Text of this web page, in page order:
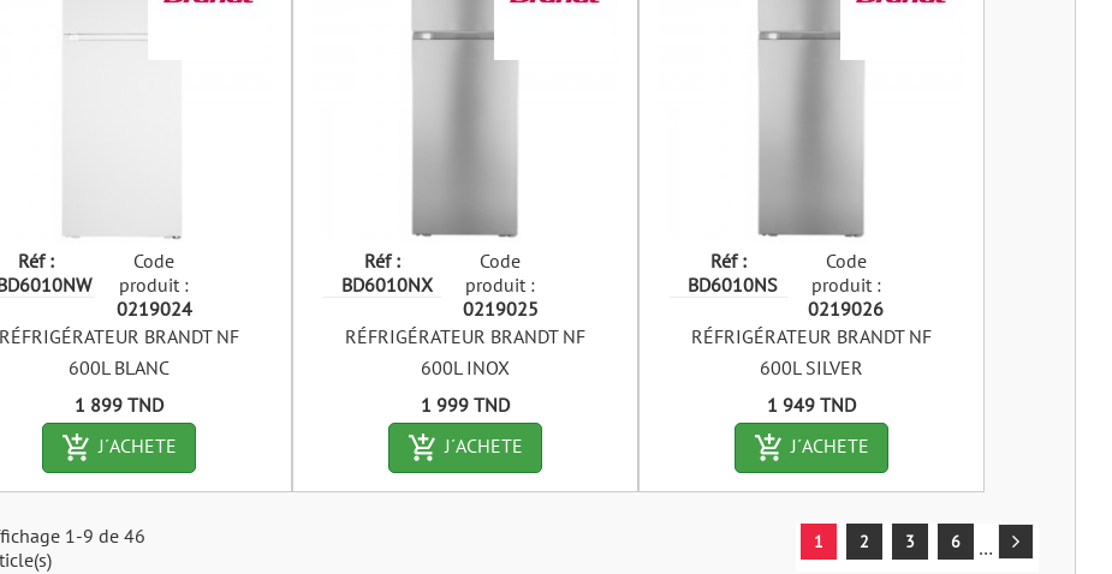
Réf :
Code
produit :
0219024
RÉFRIGÉRATEUR BRANDT NF
600L BLANC
Prix
1 899 TND
add_shopping_cart-outlined
J´ACHETE
Réf :
BD6010NX
Code
produit :
0219025
RÉFRIGÉRATEUR BRANDT NF
600L INOX
Prix
1 999 TND
add_shopping_cart-outlined
J´ACHETE
Réf :
BD6010NS
Code
produit :
0219026
RÉFRIGÉRATEUR BRANDT NF
600L SILVER
Prix
1 949 TND
add_shopping_cart-outlined
J´ACHETE
1-9 de 46
1 2 3 …
6